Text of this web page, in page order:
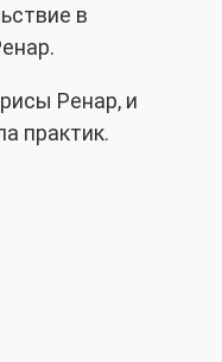
в
Ренар, и
практик.